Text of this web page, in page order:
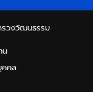
วงวัฒนธรรม
น
คคล